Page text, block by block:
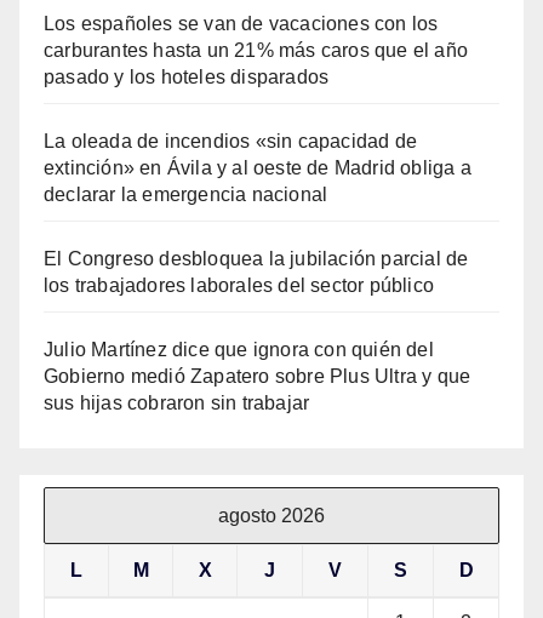
Los españoles se van de vacaciones con los
carburantes hasta un 21% más caros que el año
pasado y los hoteles disparados
La oleada de incendios «sin capacidad de
extinción» en Ávila y al oeste de Madrid obliga a
declarar la emergencia nacional
El Congreso desbloquea la jubilación parcial de
los trabajadores laborales del sector público
Julio Martínez dice que ignora con quién del
Gobierno medió Zapatero sobre Plus Ultra y que
sus hijas cobraron sin trabajar
agosto 2026
L M X J V S D